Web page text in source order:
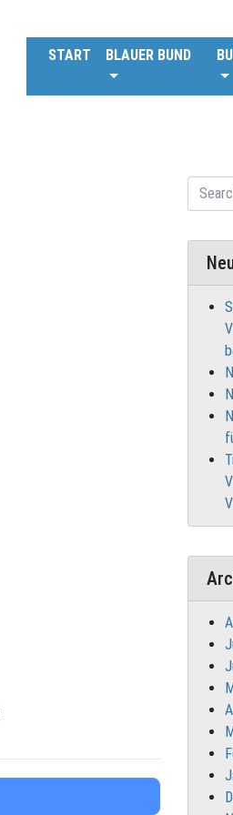
START BLAUER BUND